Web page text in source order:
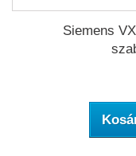
Siemens